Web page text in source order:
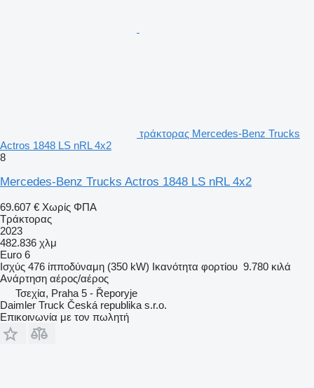
τράκτορας Mercedes-Benz Trucks
Actros 1848 LS nRL 4x2
8
Mercedes-Benz Trucks Actros 1848 LS nRL 4x2
69.607 € Χωρίς ΦΠΑ
Τράκτορας
2023
482.836 χλμ
Euro 6
Ισχύς 476 ίπποδύναμη (350 kW) Ικανότητα φορτίου 9.780 κιλά
Ανάρτηση αέρος/αέρος
Τσεχία, Praha 5 - Řeporyje
Daimler Truck Česká republika s.r.o.
Επικοινωνία με τον πωλητή